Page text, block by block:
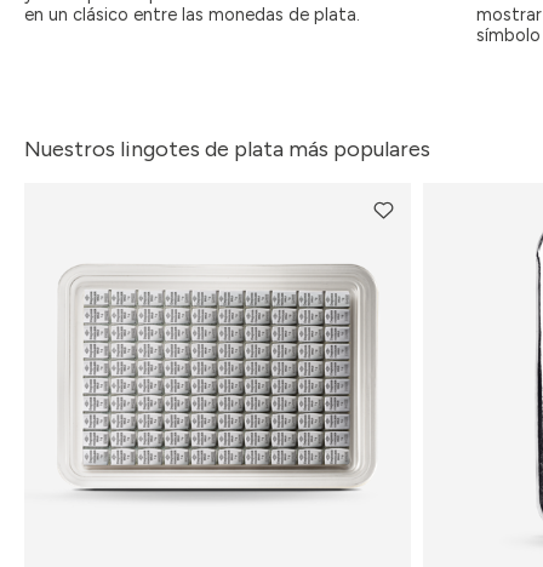
en un clásico entre las monedas de plata.
Nuestros lingotes de plata más populares